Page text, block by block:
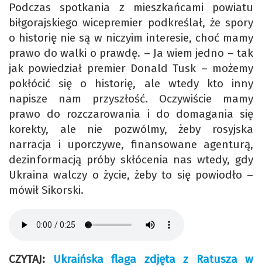
Podczas spotkania z mieszkańcami powiatu
biłgorajskiego wicepremier podkreślał, że spory
o historię nie są w niczyim interesie, choć mamy
prawo do walki o prawdę. – Ja wiem jedno – tak
jak powiedział premier Donald Tusk – możemy
pokłócić się o historię, ale wtedy kto inny
napisze nam przyszłość. Oczywiście mamy
prawo do rozczarowania i do domagania się
korekty, ale nie pozwólmy, żeby rosyjska
narracja i uporczywe, finansowane agenturą,
dezinformacją próby skłócenia nas wtedy, gdy
Ukraina walczy o życie, żeby to się powiodło –
mówił Sikorski.
CZYTAJ:
Ukraińska flaga zdjęta z Ratusza w